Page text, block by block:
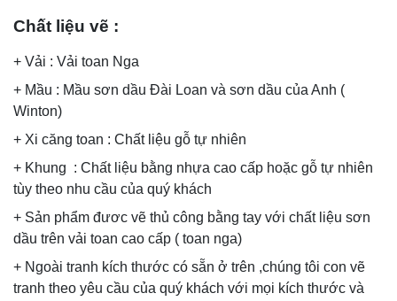
Chất liệu vẽ :
+ Vải : Vải toan Nga
+ Mầu : Mầu sơn dầu Đài Loan và sơn dầu của Anh (
Winton)
+ Xi căng toan : Chất liệu gỗ tự nhiên
+ Khung : Chất liệu bằng nhựa cao cấp hoặc gỗ tự nhiên
tùy theo nhu cầu của quý khách
+ Sản phẩm đươc vẽ thủ công bằng tay với chất liệu sơn
dầu trên vải toan cao cấp ( toan nga)
+ Ngoài tranh kích thước có sẵn ở trên ,chúng tôi con vẽ
tranh theo yêu cầu của quý khách với mọi kích thước và